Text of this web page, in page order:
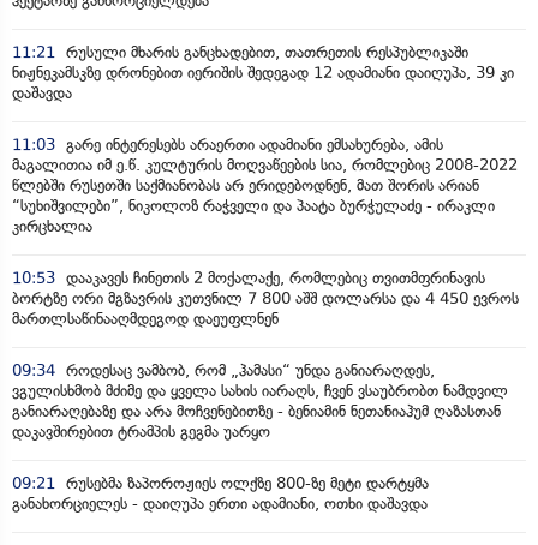
11:21 რუსული მხარის განცხადებით, თათრეთის რესპუბლიკაში
ნიჟნეკამსკზე დრონებით იერიშის შედეგად 12 ადამიანი დაიღუპა, 39 კი
დაშავდა
11:03 გარე ინტერესებს არაერთი ადამიანი ემსახურება, ამის
მაგალითია იმ ე.წ. კულტურის მოღვაწეების სია, რომლებიც 2008-2022
წლებში რუსეთში საქმიანობას არ ერიდებოდნენ, მათ შორის არიან
“სუხიშვილები”, ნიკოლოზ რაჭველი და პაატა ბურჭულაძე - ირაკლი
კირცხალია
10:53 დააკავეს ჩინეთის 2 მოქალაქე, რომლებიც თვითმფრინავის
ბორტზე ორი მგზავრის კუთვნილ 7 800 აშშ დოლარსა და 4 450 ევროს
მართლსაწინააღმდეგოდ დაეუფლნენ
09:34 როდესაც ვამბობ, რომ „ჰამასი“ უნდა განიარაღდეს,
ვგულისხმობ მძიმე და ყველა სახის იარაღს, ჩვენ ვსაუბრობთ ნამდვილ
განიარაღებაზე და არა მოჩვენებითზე - ბენიამინ ნეთანიაჰუმ ღაზასთან
დაკავშირებით ტრამპის გეგმა უარყო
09:21 რუსებმა ზაპოროჟიეს ოლქზე 800-ზე მეტი დარტყმა
განახორციელეს - დაიღუპა ერთი ადამიანი, ოთხი დაშავდა